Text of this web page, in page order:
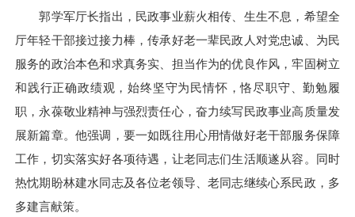
郭学军厅长指出，民政事业薪火相传、生生不息，希望全
厅年轻干部接过接力棒，传承好老一辈民政人对党忠诚、为民
服务的政治本色和求真务实、担当作为的优良作风，牢固树立
和践行正确政绩观，始终坚守为民情怀，恪尽职守、勤勉履
职，永葆敬业精神与强烈责任心，奋力续写民政事业高质量发
展新篇章。他强调，要一如既往用心用情做好老干部服务保障
工作，切实落实好各项待遇，让老同志们生活顺遂从容。同时
热忱期盼林建水同志及各位老领导、老同志继续心系民政，多
多建言献策。